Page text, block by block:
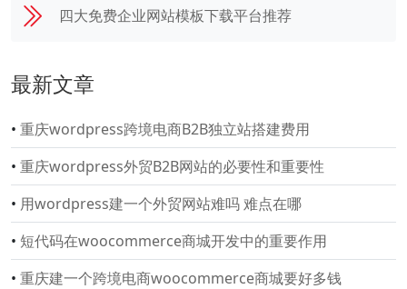
四大免费企业网站模板下载平台推荐
最新文章
• 重庆wordpress跨境电商B2B独立站搭建费用
• 重庆wordpress外贸B2B网站的必要性和重要性
• 用wordpress建一个外贸网站难吗 难点在哪
• 短代码在woocommerce商城开发中的重要作用
• 重庆建一个跨境电商woocommerce商城要好多钱